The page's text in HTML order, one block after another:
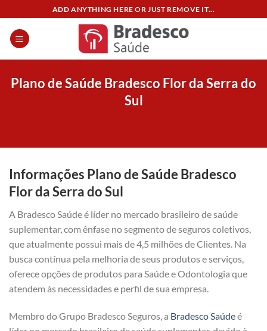
content
ADD ANYTHING HERE OR JUST REMOVE IT...
Plano de Saúde Bradesco Flor da Serra do
Sul
Informações Plano de Saúde Bradesco
Flor da Serra do Sul
A Bradesco Saúde é líder no mercado brasileiro de saúde
suplementar, com ênfase no segmento de seguros coletivos,
que atualmente possui mais de 4,5 milhões de Clientes. Na
busca contínua pela melhoria de seus produtos e serviços,
oferece opções de produtos para Saúde e Odontologia que
atendem às necessidades e perfil de sua empresa.
Membro do Grupo Bradesco Seguros, a Bradesco Saúdeé